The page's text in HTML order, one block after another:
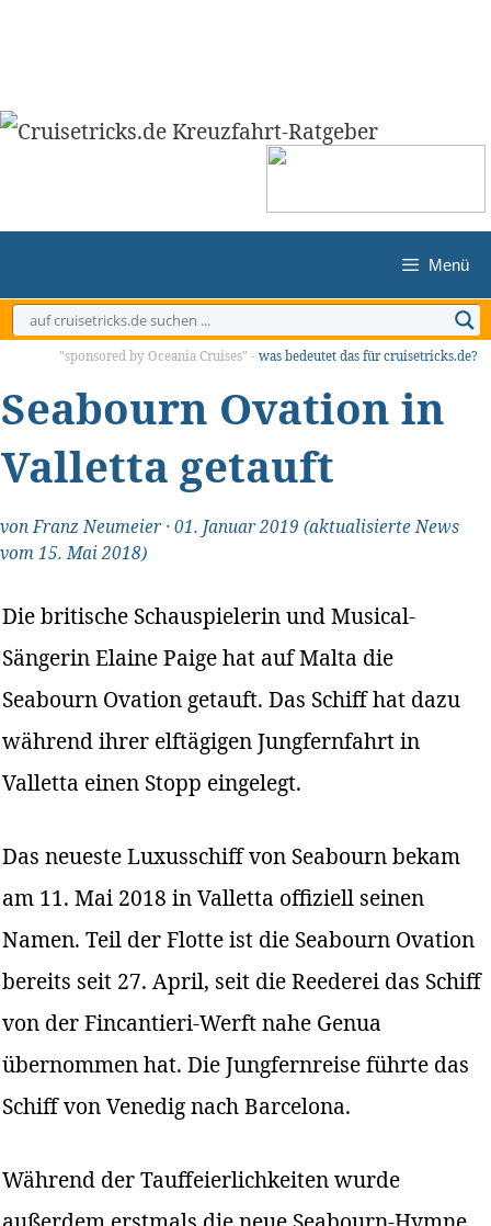
Menü
"sponsored by Oceania Cruises" - was bedeutet das für cruisetricks.de?
Seabourn Ovation in
Valletta getauft
vonFranz Neumeier·01. Januar 2019 (aktualisierte News
vom 15. Mai 2018)
Die britische Schauspielerin und Musical-
Sängerin Elaine Paige hat auf Malta die
Seabourn Ovation getauft. Das Schiff hat dazu
während ihrer elftägigen Jungfernfahrt in
Valletta einen Stopp eingelegt.
Das neueste Luxusschiff von Seabourn bekam
am 11. Mai 2018 in Valletta offiziell seinen
Namen. Teil der Flotte ist die Seabourn Ovation
bereits seit 27. April, seit die Reederei das Schiff
von der Fincantieri-Werft nahe Genua
übernommen hat. Die Jungfernreise führte das
Schiff von Venedig nach Barcelona.
Während der Tauffeierlichkeiten wurde